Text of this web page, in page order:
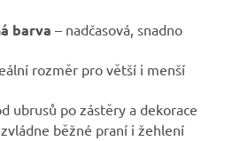
barva – nadčasová, snadno
rozměr pro větší i menší
ubrusů po zástěry a dekorace
běžné praní i žehlení